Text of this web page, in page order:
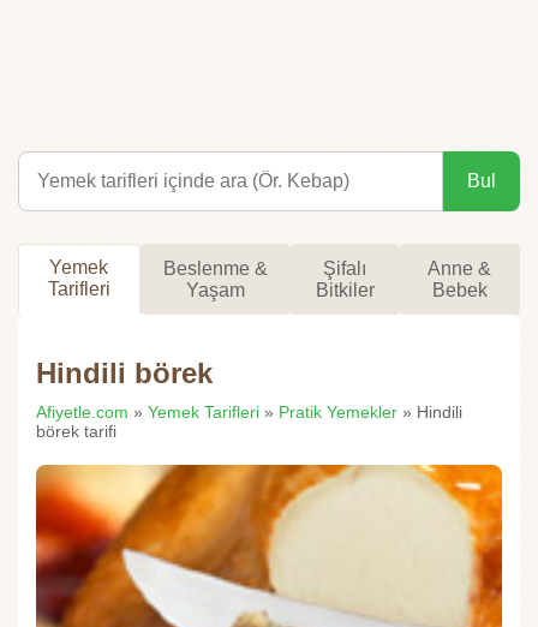
Bul
Yemek
Tarifleri
Beslenme &
Yaşam
Şifalı
Bitkiler
Anne &
Bebek
Hindili börek
Afiyetle.com » Yemek Tarifleri » Pratik Yemekler » Hindili
börek tarifi